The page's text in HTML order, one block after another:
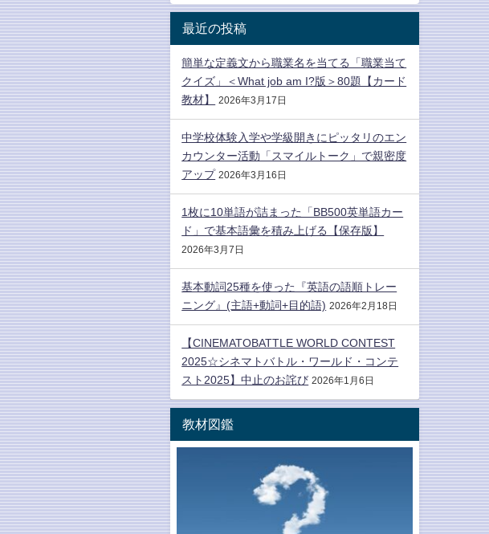
最近の投稿
簡単な定義文から職業名を当てる「職業当て
クイズ」＜What job am I?版＞80題【カード
教材】
2026年3月17日
中学校体験入学や学級開きにピッタリのエン
カウンター活動「スマイルトーク」で親密度
アップ 2026年3月16日
1枚に10単語が詰まった「BB500英単語カー
ド」で基本語彙を積み上げる【保存版】
2026年3月7日
基本動詞25種を使った『英語の語順トレー
ニング』(主語+動詞+目的語) 2026年2月18日
【CINEMATOBATTLE WORLD CONTEST
2025☆シネマトバトル・ワールド・コンテ
スト2025】中止のお詫び 2026年1月6日
教材図鑑